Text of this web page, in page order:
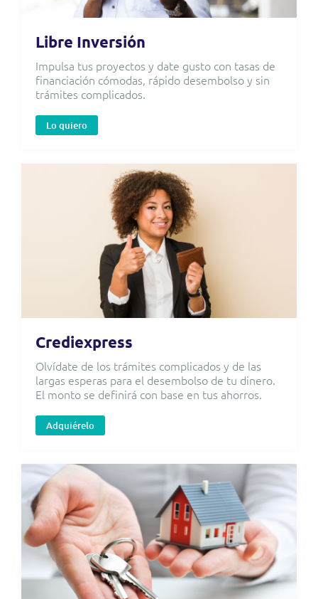
Libre Inversión
Impulsa tus proyectos y date gusto con tasas de
financiación cómodas, rápido desembolso y sin
trámites complicados.
Lo quiero
Crediexpress
Olvídate de los trámites complicados y de las
largas esperas para el desembolso de tu dinero.
El monto se definirá con base en tus ahorros.
Adquiérelo